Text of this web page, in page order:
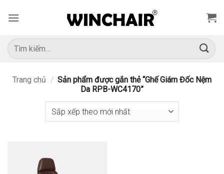
qua
dung
Tìm
kiếm:
Trang chủ / Sản phẩm được gắn thẻ “Ghế Giám Đốc Nệm
Da RPB-WC4170”